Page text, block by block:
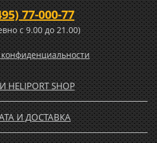
77-000-77
c 9.00 до 21.00)
HELIPORT SHOP
И ДОСТАВКА